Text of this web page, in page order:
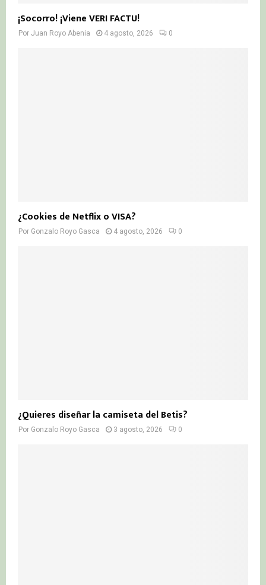
¡Socorro! ¡Viene VERI FACTU!
Por Juan Royo Abenia 4 agosto, 2026 0
¿Cookies de Netflix o VISA?
Por Gonzalo Royo Gasca 4 agosto, 2026 0
¿Quieres diseñar la camiseta del Betis?
Por Gonzalo Royo Gasca 3 agosto, 2026 0